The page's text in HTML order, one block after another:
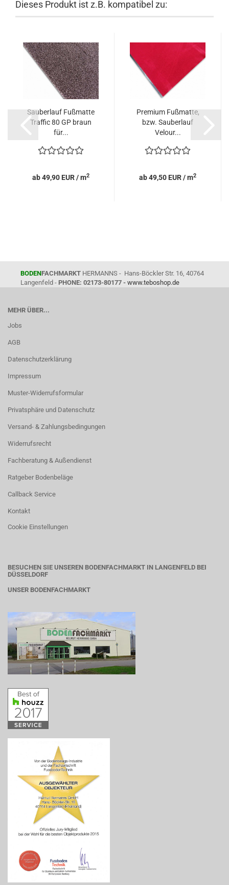
Dieses Produkt ist z.B. kompatibel zu:
Sauberlauf Fußmatte
Traffic 80 GP braun
für...
ab 49,90 EUR / m2
Premium Fußmatte,
bzw. Sauberlauf
Velour...
ab 49,50 EUR / m2
BODENFACHMARKT HERMANNS - Hans-Böckler Str. 16, 40764
Langenfeld - PHONE: 02173-80177 - www.teboshop.de
MEHR ÜBER...
Jobs
AGB
Datenschutzerklärung
Impressum
Muster-Widerrufsformular
Privatsphäre und Datenschutz
Versand- & Zahlungsbedingungen
Widerrufsrecht
Fachberatung & Außendienst
Ratgeber Bodenbeläge
Callback Service
Kontakt
Cookie Einstellungen
BESUCHEN SIE UNSEREN BODENFACHMARKT IN LANGENFELD BEI
DÜSSELDORF
UNSER BODENFACHMARKT